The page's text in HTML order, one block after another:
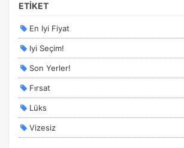
ETİKET
En Iyi Fiyat
Iyi Seçim!
Son Yerler!
Fırsat
Lüks
Vizesiz